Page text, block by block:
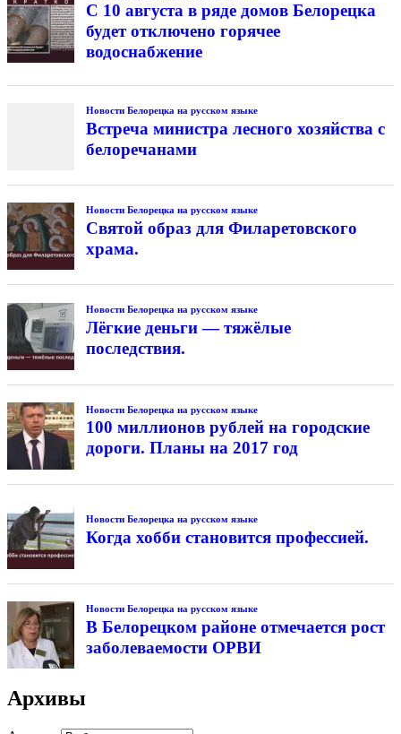
С 10 августа в ряде домов Белорецка
будет отключено горячее
водоснабжение
Новости Белорецка на русском языке
Встреча министра лесного хозяйства с
белоречанами
Новости Белорецка на русском языке
Святой образ для Филаретовского
храма.
Новости Белорецка на русском языке
Лёгкие деньги — тяжёлые
последствия.
Новости Белорецка на русском языке
100 миллионов рублей на городские
дороги. Планы на 2017 год
Новости Белорецка на русском языке
Когда хобби становится профессией.
Новости Белорецка на русском языке
В Белорецком районе отмечается рост
заболеваемости ОРВИ
Архивы